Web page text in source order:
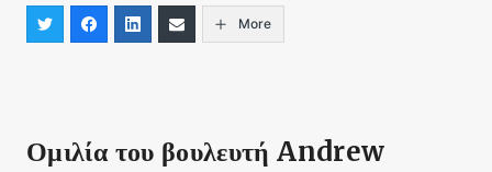
More
Ομιλία του βουλευτή Andrew